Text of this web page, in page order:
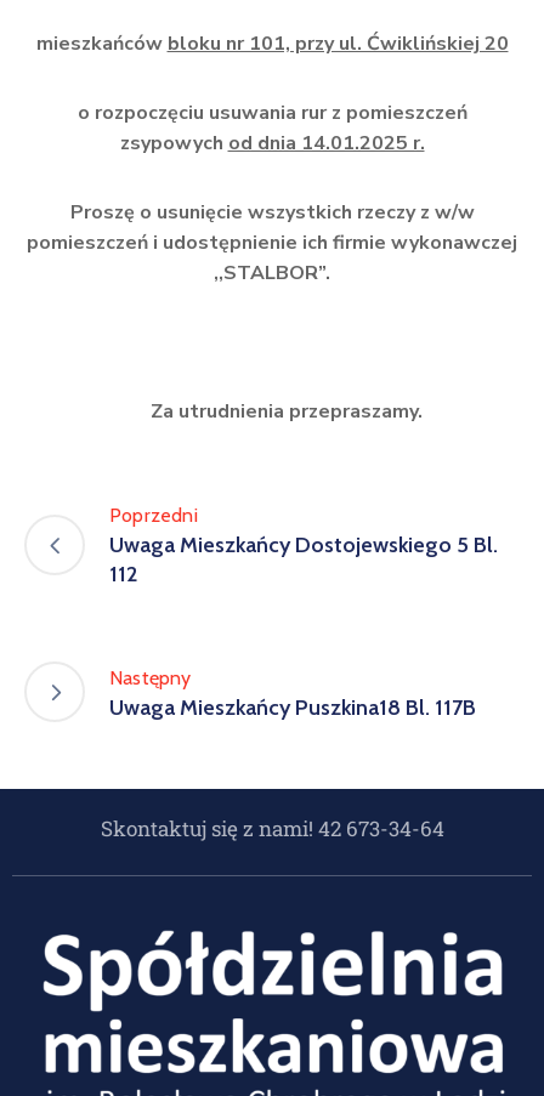
mieszkańców bloku nr 101, przy ul. Ćwiklińskiej 20
o rozpoczęciu usuwania rur z pomieszczeń
zsypowych od dnia 14.01.2025 r.
Proszę o usunięcie wszystkich rzeczy z w/w
pomieszczeń i udostępnienie ich firmie wykonawczej
,,STALBOR”.
Za utrudnienia przepraszamy.
Poprzedni
Uwaga Mieszkańcy Dostojewskiego 5 Bl.
112
Następny
Uwaga Mieszkańcy Puszkina18 Bl. 117B
Skontaktuj się z nami! 42 673-34-64